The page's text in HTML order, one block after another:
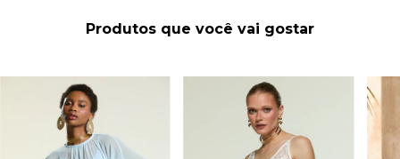
Produtos que você vai gostar